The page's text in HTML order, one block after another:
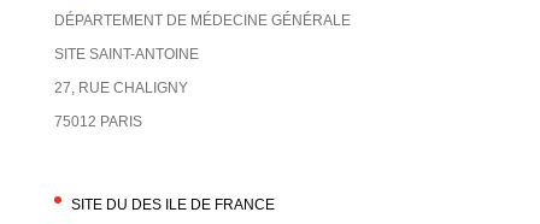
DÉPARTEMENT DE MÉDECINE GÉNÉRALE
SITE SAINT-ANTOINE
27, RUE CHALIGNY
75012 PARIS
SITE DU DES ILE DE FRANCE